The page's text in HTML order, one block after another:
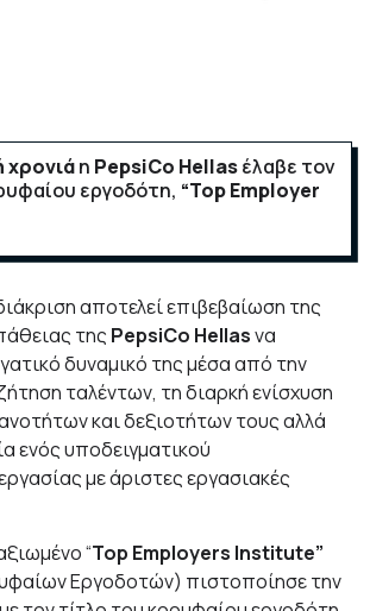
χρονιάη PepsiCo Hellasέλαβε τον
εργοδότη, “Top Employer
αποτελεί επιβεβαίωση της
της PepsiCo Hellasνα
δυναμικό της μέσα από την
ταλέντων, τη διαρκή ενίσχυση
και δεξιοτήτων τους αλλά
ενός υποδειγματικού
με άριστες εργασιακές
“Top Employers Institute”
Εργοδοτών) πιστοποίησε την